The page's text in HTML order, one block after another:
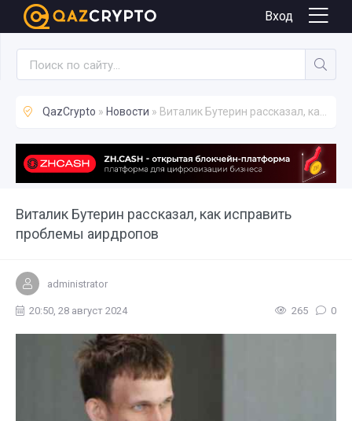
Вход
QazCrypto » Новости » Виталик Бутерин рассказал, как исправить проблемы аирдропов
Виталик Бутерин рассказал, как исправить
проблемы аирдропов
Новости
administrator
20:50, 28 август 2024 265 0